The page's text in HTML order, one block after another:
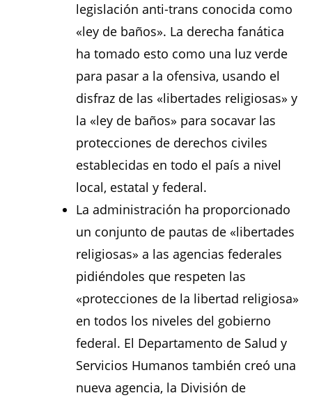
legislación anti-trans conocida como
«ley de baños». La derecha fanática
ha tomado esto como una luz verde
para pasar a la ofensiva, usando el
disfraz de las «libertades religiosas» y
la «ley de baños» para socavar las
protecciones de derechos civiles
establecidas en todo el país a nivel
local, estatal y federal.
La administración ha proporcionado
un conjunto de pautas de «libertades
religiosas» a las agencias federales
pidiéndoles que respeten las
«protecciones de la libertad religiosa»
en todos los niveles del gobierno
federal. El Departamento de Salud y
Servicios Humanos también creó una
nueva agencia, la División de